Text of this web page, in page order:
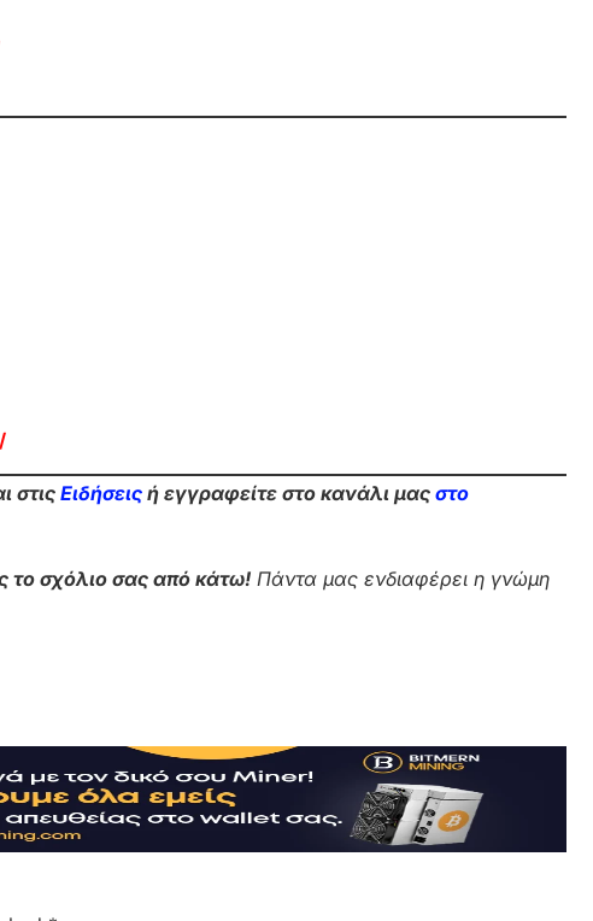
στιςΕιδήσεις ή εγγραφείτε στο κανάλι μας στο
το σχόλιο σας από κάτω! Πάντα μας ενδιαφέρει η γνώμη